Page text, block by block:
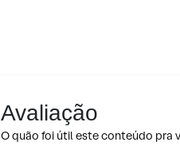
Avaliação
O quão foi útil este conteúdo pra